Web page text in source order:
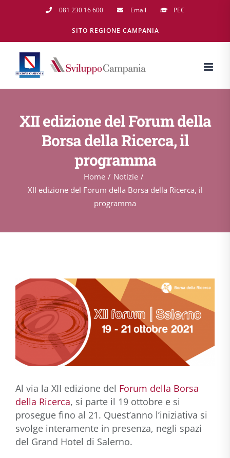
081 230 16 600 Email PEC
SITO REGIONE CAMPANIA
XII edizione del Forum della
Borsa della Ricerca, il
programma
Home
Notizie
XII edizione del Forum della Borsa della Ricerca, il
programma
Al via la XII edizione del Forum della Borsa
della Ricerca, si parte il 19 ottobre e si
prosegue fino al 21. Quest’anno l’iniziativa si
svolge interamente in presenza, negli spazi
del Grand Hotel di Salerno.